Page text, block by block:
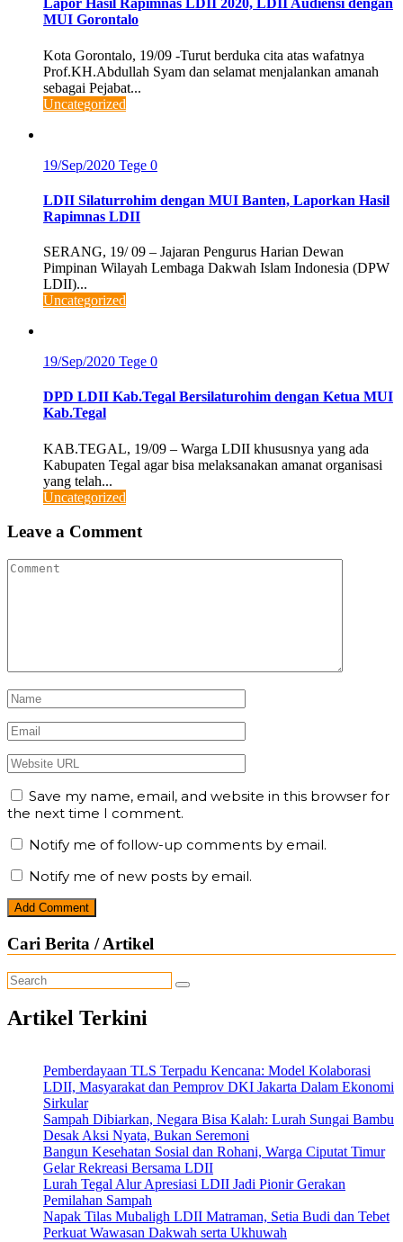
Lapor Hasil Rapimnas LDII 2020, LDII Audiensi dengan
MUI Gorontalo
Kota Gorontalo, 19/09 -Turut berduka cita atas wafatnya
Prof.KH.Abdullah Syam dan selamat menjalankan amanah
sebagai Pejabat...
Uncategorized
19/Sep/2020 Tege 0
LDII Silaturrohim dengan MUI Banten, Laporkan Hasil
Rapimnas LDII
SERANG, 19/ 09 – Jajaran Pengurus Harian Dewan
Pimpinan Wilayah Lembaga Dakwah Islam Indonesia (DPW
LDII)...
Uncategorized
19/Sep/2020 Tege 0
DPD LDII Kab.Tegal Bersilaturohim dengan Ketua MUI
Kab.Tegal
KAB.TEGAL, 19/09 – Warga LDII khususnya yang ada
Kabupaten Tegal agar bisa melaksanakan amanat organisasi
yang telah...
Uncategorized
Leave a Comment
Save my name, email, and website in this browser for
the next time I comment.
Notify me of follow-up comments by email.
Notify me of new posts by email.
Cari Berita / Artikel
Artikel Terkini
Pemberdayaan TLS Terpadu Kencana: Model Kolaborasi
LDII, Masyarakat dan Pemprov DKI Jakarta Dalam Ekonomi
Sirkular
Sampah Dibiarkan, Negara Bisa Kalah: Lurah Sungai Bambu
Desak Aksi Nyata, Bukan Seremoni
Bangun Kesehatan Sosial dan Rohani, Warga Ciputat Timur
Gelar Rekreasi Bersama LDII
Lurah Tegal Alur Apresiasi LDII Jadi Pionir Gerakan
Pemilahan Sampah
Napak Tilas Mubaligh LDII Matraman, Setia Budi dan Tebet
Perkuat Wawasan Dakwah serta Ukhuwah